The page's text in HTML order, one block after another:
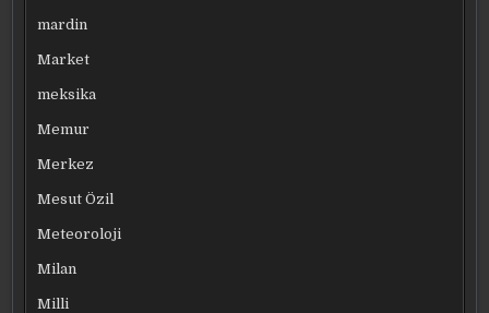
mardin
Market
meksika
Memur
Merkez
Mesut Özil
Meteoroloji
Milan
Milli